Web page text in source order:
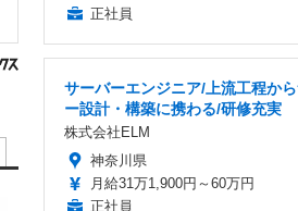
正社員
サーバーエンジニア/上流工程か
ー設計・構築に携わる/研修充実
株式会社ELM
神奈川県
月給31万1,900円～60万円
正社員